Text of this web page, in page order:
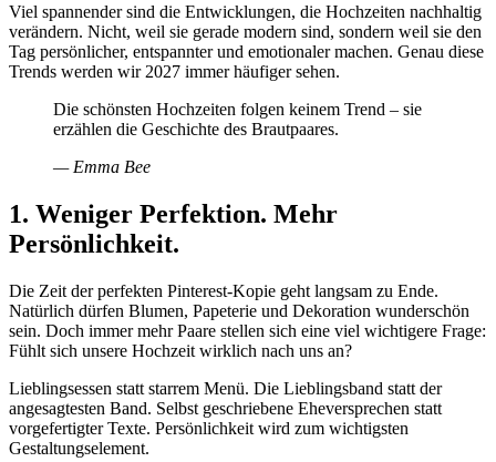
Viel spannender sind die Entwicklungen, die Hochzeiten nachhaltig
verändern. Nicht, weil sie gerade modern sind, sondern weil sie den
Tag persönlicher, entspannter und emotionaler machen. Genau diese
Trends werden wir 2027 immer häufiger sehen.
Die schönsten Hochzeiten folgen keinem Trend – sie
erzählen die Geschichte des Brautpaares.
— Emma Bee
1. Weniger Perfektion. Mehr
Persönlichkeit.
Die Zeit der perfekten Pinterest-Kopie geht langsam zu Ende.
Natürlich dürfen Blumen, Papeterie und Dekoration wunderschön
sein. Doch immer mehr Paare stellen sich eine viel wichtigere Frage:
Fühlt sich unsere Hochzeit wirklich nach uns an?
Lieblingsessen statt starrem Menü. Die Lieblingsband statt der
angesagtesten Band. Selbst geschriebene Eheversprechen statt
vorgefertigter Texte. Persönlichkeit wird zum wichtigsten
Gestaltungselement.